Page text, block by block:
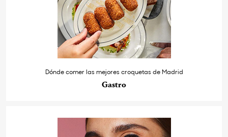
Dónde comer las mejores croquetas de Madrid
Gastro